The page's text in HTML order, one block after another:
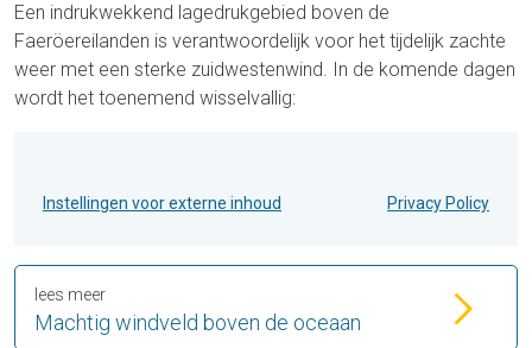
Een indrukwekkend lagedrukgebied boven de
Faeröereilanden is verantwoordelijk voor het tijdelijk zachte
weer met een sterke zuidwestenwind. In de komende dagen
wordt het toenemend wisselvallig:
Instellingen voor externe inhoud Privacy Policy
Machtig windveld boven de oceaan
lees meer